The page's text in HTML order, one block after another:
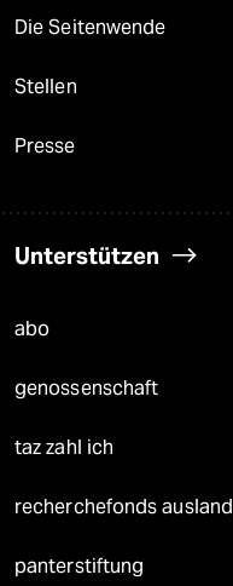
Die Seitenwende
Stellen
Presse
Unterstützen
abo
genossenschaft
taz zahl ich
recherchefonds ausland
panterstiftung